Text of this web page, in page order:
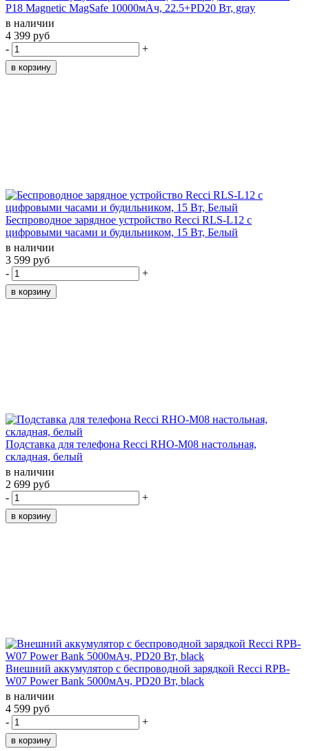
P18 Magnetic MagSafe 10000мАч, 22.5+PD20 Вт, gray
в наличии
4 399 руб
-
+
Беспроводное зарядное устройство Recci RLS-L12 с
цифровыми часами и будильником, 15 Вт, Белый
в наличии
3 599 руб
-
+
Подставка для телефона Recci RHO-M08 настольная,
складная, белый
в наличии
2 699 руб
-
+
Внешний аккумулятор с беспроводной зарядкой Recci RPB-
W07 Power Bank 5000мАч, PD20 Вт, black
в наличии
4 599 руб
-
+